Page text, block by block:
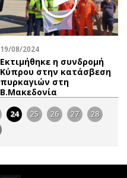
19/08/2024
Εκτιμήθηκε η συνδρομή
Κύπρου στην κατάσβεση
πυρκαγιών στη
Β.Μακεδονία
24 25 26 27 28